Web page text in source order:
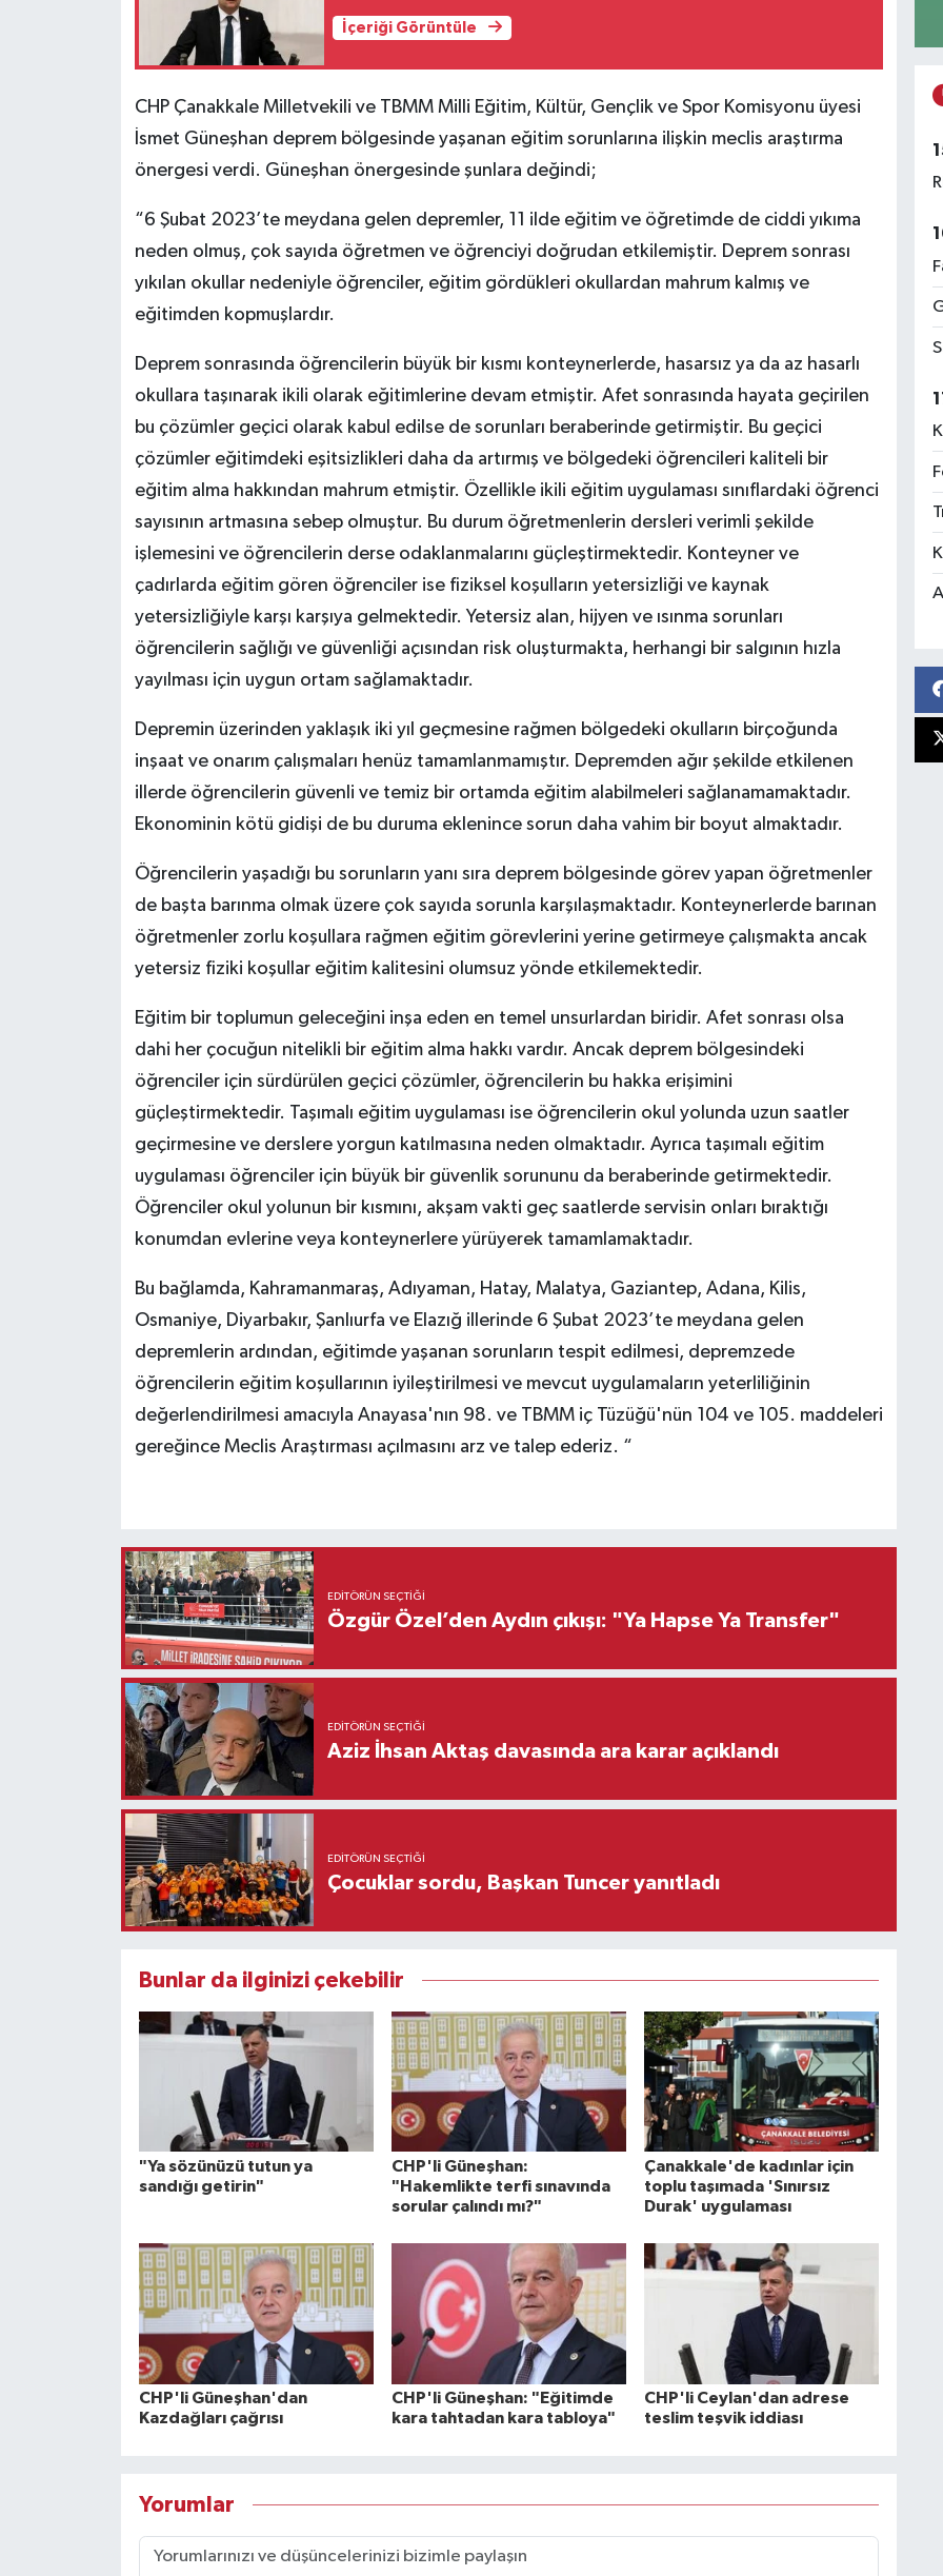
İçeriği Görüntüle
CHP Çanakkale Milletvekili ve TBMM Milli Eğitim, Kültür, Gençlik ve Spor Komisyonu üyesi
İsmet Güneşhan deprem bölgesinde yaşanan eğitim sorunlarına ilişkin meclis araştırma
önergesi verdi. Güneşhan önergesinde şunlara değindi;
“6 Şubat 2023’te meydana gelen depremler, 11 ilde eğitim ve öğretimde de ciddi yıkıma
neden olmuş, çok sayıda öğretmen ve öğrenciyi doğrudan etkilemiştir. Deprem sonrası
yıkılan okullar nedeniyle öğrenciler, eğitim gördükleri okullardan mahrum kalmış ve
eğitimden kopmuşlardır.
Deprem sonrasında öğrencilerin büyük bir kısmı konteynerlerde, hasarsız ya da az hasarlı
okullara taşınarak ikili olarak eğitimlerine devam etmiştir. Afet sonrasında hayata geçirilen
bu çözümler geçici olarak kabul edilse de sorunları beraberinde getirmiştir. Bu geçici
çözümler eğitimdeki eşitsizlikleri daha da artırmış ve bölgedeki öğrencileri kaliteli bir
eğitim alma hakkından mahrum etmiştir. Özellikle ikili eğitim uygulaması sınıflardaki öğrenci
sayısının artmasına sebep olmuştur. Bu durum öğretmenlerin dersleri verimli şekilde
işlemesini ve öğrencilerin derse odaklanmalarını güçleştirmektedir. Konteyner ve
çadırlarda eğitim gören öğrenciler ise fiziksel koşulların yetersizliği ve kaynak
yetersizliğiyle karşı karşıya gelmektedir. Yetersiz alan, hijyen ve ısınma sorunları
öğrencilerin sağlığı ve güvenliği açısından risk oluşturmakta, herhangi bir salgının hızla
yayılması için uygun ortam sağlamaktadır.
Depremin üzerinden yaklaşık iki yıl geçmesine rağmen bölgedeki okulların birçoğunda
inşaat ve onarım çalışmaları henüz tamamlanmamıştır. Depremden ağır şekilde etkilenen
illerde öğrencilerin güvenli ve temiz bir ortamda eğitim alabilmeleri sağlanamamaktadır.
Ekonominin kötü gidişi de bu duruma eklenince sorun daha vahim bir boyut almaktadır.
Öğrencilerin yaşadığı bu sorunların yanı sıra deprem bölgesinde görev yapan öğretmenler
de başta barınma olmak üzere çok sayıda sorunla karşılaşmaktadır. Konteynerlerde barınan
öğretmenler zorlu koşullara rağmen eğitim görevlerini yerine getirmeye çalışmakta ancak
yetersiz fiziki koşullar eğitim kalitesini olumsuz yönde etkilemektedir.
Eğitim bir toplumun geleceğini inşa eden en temel unsurlardan biridir. Afet sonrası olsa
dahi her çocuğun nitelikli bir eğitim alma hakkı vardır. Ancak deprem bölgesindeki
öğrenciler için sürdürülen geçici çözümler, öğrencilerin bu hakka erişimini
güçleştirmektedir. Taşımalı eğitim uygulaması ise öğrencilerin okul yolunda uzun saatler
geçirmesine ve derslere yorgun katılmasına neden olmaktadır. Ayrıca taşımalı eğitim
uygulaması öğrenciler için büyük bir güvenlik sorununu da beraberinde getirmektedir.
Öğrenciler okul yolunun bir kısmını, akşam vakti geç saatlerde servisin onları bıraktığı
konumdan evlerine veya konteynerlere yürüyerek tamamlamaktadır.
Bu bağlamda, Kahramanmaraş, Adıyaman, Hatay, Malatya, Gaziantep, Adana, Kilis,
Osmaniye, Diyarbakır, Şanlıurfa ve Elazığ illerinde 6 Şubat 2023’te meydana gelen
depremlerin ardından, eğitimde yaşanan sorunların tespit edilmesi, depremzede
öğrencilerin eğitim koşullarının iyileştirilmesi ve mevcut uygulamaların yeterliliğinin
değerlendirilmesi amacıyla Anayasa'nın 98. ve TBMM iç Tüzüğü'nün 104 ve 105. maddeleri
gereğince Meclis Araştırması açılmasını arz ve talep ederiz. “
EDITÖRÜN SEÇTIĞI
Özgür Özel’den Aydın çıkışı: "Ya Hapse Ya Transfer"
EDITÖRÜN SEÇTIĞI
Aziz İhsan Aktaş davasında ara karar açıklandı
EDITÖRÜN SEÇTIĞI
Çocuklar sordu, Başkan Tuncer yanıtladı
Bunlar da ilginizi çekebilir
"Ya sözünüzü tutun ya
sandığı getirin"
CHP'li Güneşhan:
"Hakemlikte terfi sınavında
sorular çalındı mı?"
Çanakkale'de kadınlar için
toplu taşımada 'Sınırsız
Durak' uygulaması
CHP'li Güneşhan'dan
Kazdağları çağrısı
CHP'li Güneşhan: "Eğitimde
kara tahtadan kara tabloya"
CHP'li Ceylan'dan adrese
teslim teşvik iddiası
Yorumlar